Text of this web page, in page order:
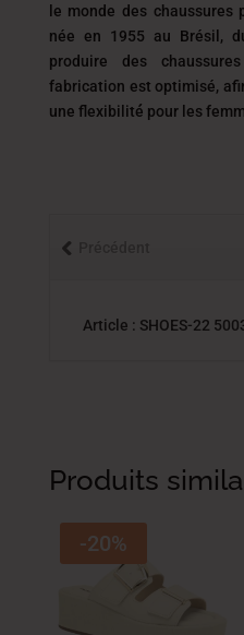
le monde des chaussures
née en 1955 au Brésil,
produire des
fabrication est optimisé,
une flexibilité́ pour les
Article : SHOES-22
Produits
-20%